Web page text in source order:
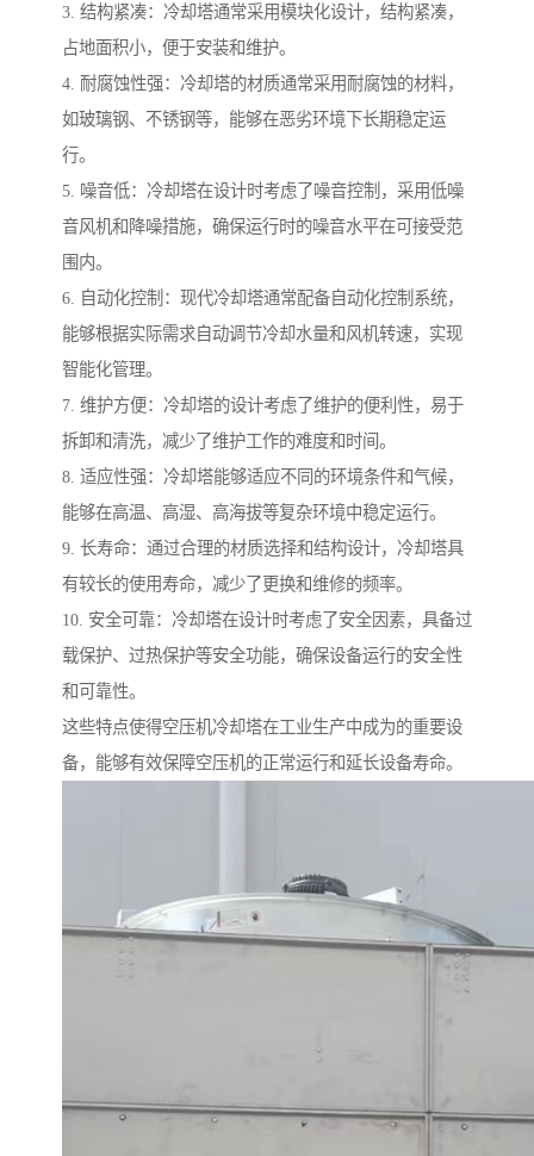
3. 结构紧凑：冷却塔通常采用模块化设计，结构紧凑，
占地面积小，便于安装和维护。
4. 耐腐蚀性强：冷却塔的材质通常采用耐腐蚀的材料，
如玻璃钢、不锈钢等，能够在恶劣环境下长期稳定运
行。
5. 噪音低：冷却塔在设计时考虑了噪音控制，采用低噪
音风机和降噪措施，确保运行时的噪音水平在可接受范
围内。
6. 自动化控制：现代冷却塔通常配备自动化控制系统，
能够根据实际需求自动调节冷却水量和风机转速，实现
智能化管理。
7. 维护方便：冷却塔的设计考虑了维护的便利性，易于
拆卸和清洗，减少了维护工作的难度和时间。
8. 适应性强：冷却塔能够适应不同的环境条件和气候，
能够在高温、高湿、高海拔等复杂环境中稳定运行。
9. 长寿命：通过合理的材质选择和结构设计，冷却塔具
有较长的使用寿命，减少了更换和维修的频率。
10. 安全可靠：冷却塔在设计时考虑了安全因素，具备过
载保护、过热保护等安全功能，确保设备运行的安全性
和可靠性。
这些特点使得空压机冷却塔在工业生产中成为的重要设
备，能够有效保障空压机的正常运行和延长设备寿命。